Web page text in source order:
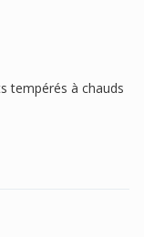
tempérés à chauds